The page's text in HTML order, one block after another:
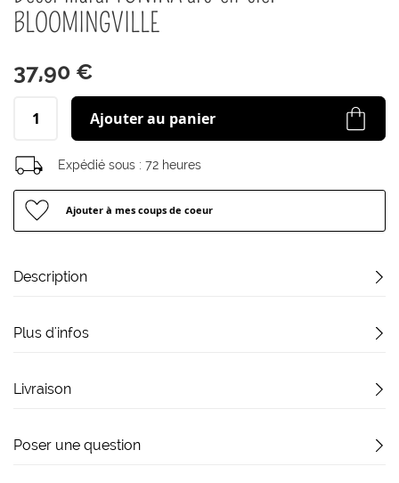
début
de
d’images
BLOOMINGVILLE
37,90 €
Ajouter au panier
Expédié sous : 72 heures
Ajouter à mes coups de coeur
Description
Plus d'infos
Livraison
Poser une question